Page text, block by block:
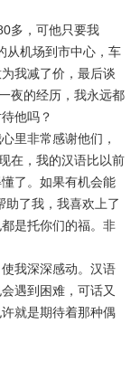
多，可他只要我
从机场到市中心，车
我减了价，最后谈
夜的经历，我永远都
他吗？
里非常感谢他们，
在，我的汉语比以前
了。如果有机会能
助了我，我喜欢上了
是托你们的福。非
我深深感动。汉语
遇到困难，可话又
就是期待着那种偶